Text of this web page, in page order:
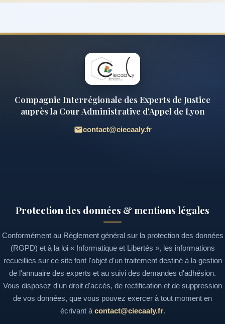
Compagnie Interrégionale des Experts de Justice
auprès la Cour Administrative d'Appel de Lyon
contact@ciecaaly.fr
Protection des données & mentions légales
Conformément au Règlement général sur la protection des données
(RGPD) et à la loi « Informatique et Libertés », les informations
recueillies sur ce site font l'objet d'un traitement destiné à la gestion
de l'annuaire des experts et au suivi des demandes d'adhésion.
Vous disposez d'un droit d'accès, de rectification et de suppression
de vos données, que vous pouvez exercer à tout moment en
écrivant àcontact@ciecaaly.fr.